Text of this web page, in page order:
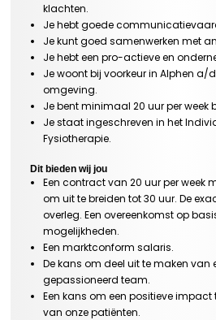
klachten.
Je hebt goede
Je kunt goed samenwerken met
Je hebt een pro-actieve en
Je woont bij voorkeur in Alphen a/
omgeving.
Je bent minimaal 20 uur per week
Je staat ingeschreven in het
Fysiotherapie.
Dit bieden wij jou
Een contract van 20 uur per week
om uit te breiden tot 30 uur. De
overleg. Een overeenkomst op
mogelijkheden.
Een marktconform salaris.
De kans om deel uit te maken van
gepassioneerd team.
Een kans om een positieve impact
van onze patiënten.